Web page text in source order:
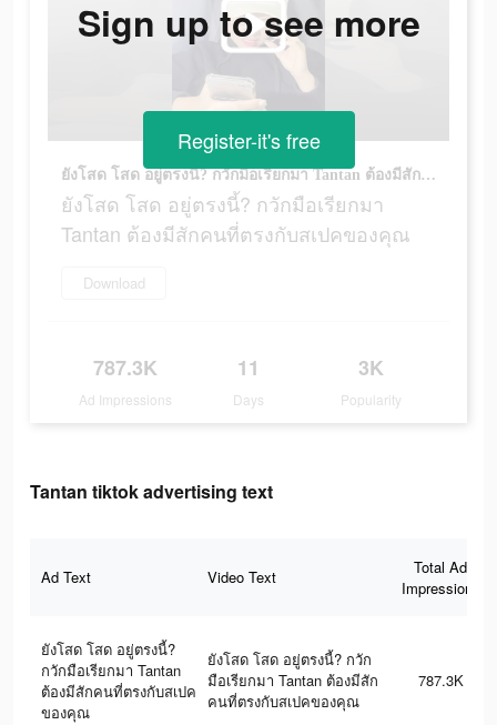
ยังโสด โสด อยู่ตรงนี้? กวักมือเรียกมา Tantan ต้องมีสักคนที่ตรงกับสเปคของคุณ
ยังโสด โสด อยู่ตรงนี้? กวักมือเรียกมา
Tantan ต้องมีสักคนที่ตรงกับสเปคของคุณ
Download
787.3K
Ad Impressions
11
Days
3K
Popularity
Sign up to see more
Register-it's free
Tantan tiktok advertising text
Ad Text Video Text
Total Ad
Impressions
ยังโสด โสด อยู่ตรงนี้?
กวักมือเรียกมา Tantan
ต้องมีสักคนที่ตรงกับสเปค
ของคุณ
ยังโสด โสด อยู่ตรงนี้? กวัก
มือเรียกมา Tantan ต้องมีสัก
คนที่ตรงกับสเปคของคุณ
787.3K